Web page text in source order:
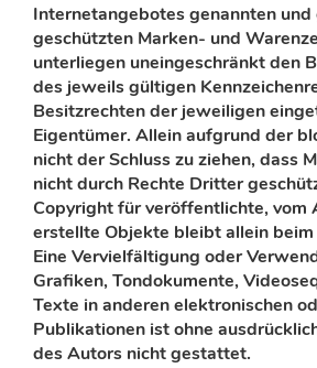
Internetangebotes genannten
geschützten Marken- und
unterliegen uneingeschränkt den
des jeweils gültigen
Besitzrechten der jeweiligen
Eigentümer. Allein aufgrund der
nicht der Schluss zu ziehen, dass
nicht durch Rechte Dritter
Copyright für veröffentlichte, vom
erstellte Objekte bleibt allein
Eine Vervielfältigung oder
Grafiken, Tondokumente,
Texte in anderen elektronischen
Publikationen ist ohne
des Autors nicht gestattet.